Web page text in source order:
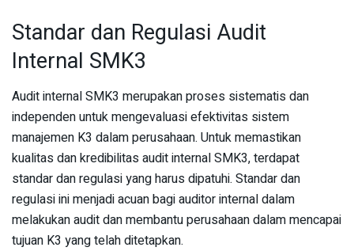
Standar dan Regulasi Audit
Internal SMK3
Audit internal SMK3 merupakan proses sistematis dan
independen untuk mengevaluasi efektivitas sistem
manajemen K3 dalam perusahaan. Untuk memastikan
kualitas dan kredibilitas audit internal SMK3, terdapat
standar dan regulasi yang harus dipatuhi. Standar dan
regulasi ini menjadi acuan bagi auditor internal dalam
melakukan audit dan membantu perusahaan dalam mencapai
tujuan K3 yang telah ditetapkan.